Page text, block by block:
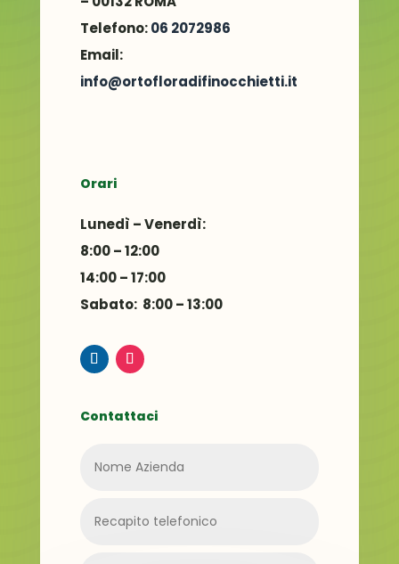
Telefono: 06 2072986
Email:
info@ortofloradifinocchietti.it
Orari
Lunedì – Venerdì:
8:00 – 12:00
14:00 – 17:00
Sabato: 8:00 – 13:00
Contattaci